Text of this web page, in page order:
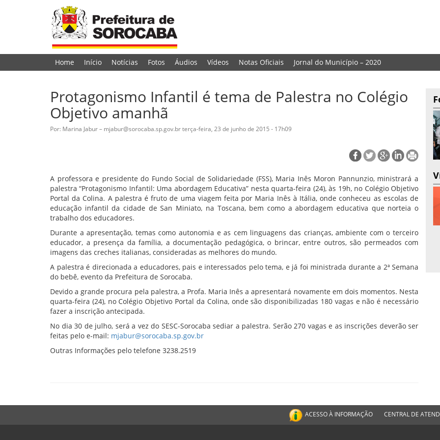
Home Início Notícias Fotos Áudios Vídeos Notas Oficiais Jornal do Município – 2020
Protagonismo Infantil é tema de Palestra no Colégio
Objetivo amanhã
Por: Marina Jabur – mjabur@sorocaba.sp.gov.brterça-feira, 23 de junho de 2015 - 17h09
A professora e presidente do Fundo Social de Solidariedade (FSS), Maria Inês Moron Pannunzio, ministrará a
palestra “Protagonismo Infantil: Uma abordagem Educativa” nesta quarta-feira (24), às 19h, no Colégio Objetivo
Portal da Colina. A palestra é fruto de uma viagem feita por Maria Inês à Itália, onde conheceu as escolas de
educação infantil da cidade de San Miniato, na Toscana, bem como a abordagem educativa que norteia o
trabalho dos educadores.
Durante a apresentação, temas como autonomia e as cem linguagens das crianças, ambiente com o terceiro
educador, a presença da família, a documentação pedagógica, o brincar, entre outros, são permeados com
imagens das creches italianas, consideradas as melhores do mundo.
A palestra é direcionada a educadores, pais e interessados pelo tema, e já foi ministrada durante a 2ª Semana
do bebê, evento da Prefeitura de Sorocaba.
Devido a grande procura pela palestra, a Profa. Maria Inês a apresentará novamente em dois momentos. Nesta
quarta-feira (24), no Colégio Objetivo Portal da Colina, onde são disponibilizadas 180 vagas e não é necessário
fazer a inscrição antecipada.
No dia 30 de julho, será a vez do SESC-Sorocaba sediar a palestra. Serão 270 vagas e as inscrições deverão ser
feitas pelo e-mail: mjabur@sorocaba.sp.gov.br
Outras Informações pelo telefone 3238.2519
ACESSO À INFORMAÇÃO CENTRAL DE